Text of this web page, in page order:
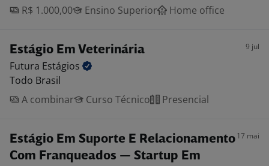
R$ 1.000,00
Ensino Superior Home office
Estágio Em Veterinária 9 jul
Futura Estágios
Todo Brasil
A combinar
Curso Técnico Presencial
Estágio Em Suporte E Relacionamento
Com Franqueados — Startup Em
17 mai